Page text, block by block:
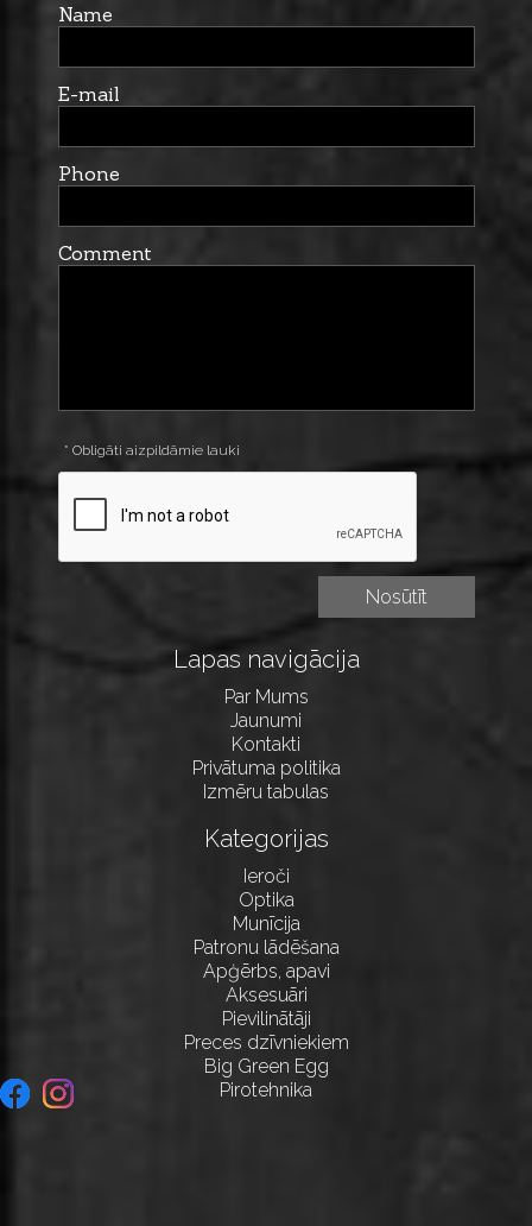
Name
E-mail
Phone
Comment
* Obligāti aizpildāmie lauki
Lapas navigācija
Par Mums
Jaunumi
Kontakti
Privātuma politika
Izmēru tabulas
Kategorijas
Ieroči
Optika
Munīcija
Patronu lādēšana
Apģērbs, apavi
Aksesuāri
Pievilinātāji
Preces dzīvniekiem
Big Green Egg
Pirotehnika